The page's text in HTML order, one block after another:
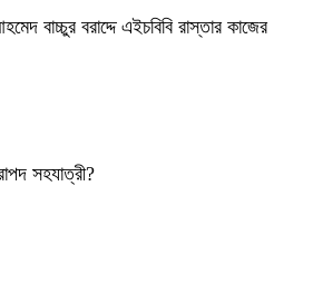
বাচ্চুর বরাদ্দে এইচবিবি রাস্তার কাজের
সহযাত্রী?